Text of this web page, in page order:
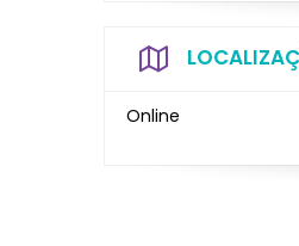
Online